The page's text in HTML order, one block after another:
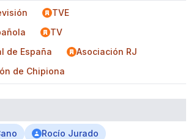
TVE
TV
de España
Asociación RJ
de Chipiona
Rocío Jurado